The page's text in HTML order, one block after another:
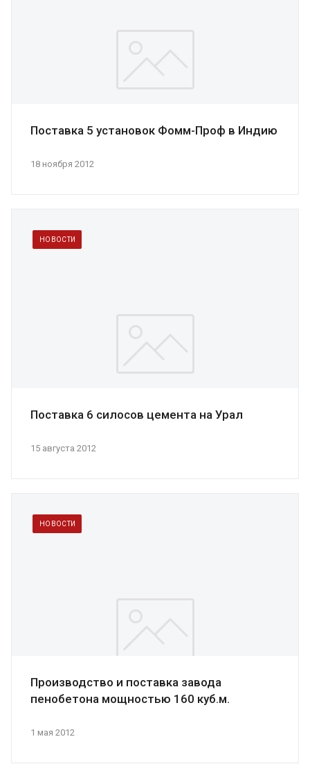
Поставка 5 установок Фомм-Проф в Индию
18 ноября 2012
НОВОСТИ
Поставка 6 силосов цемента на Урал
15 августа 2012
НОВОСТИ
Производство и поставка завода
пенобетона мощностью 160 куб.м.
1 мая 2012